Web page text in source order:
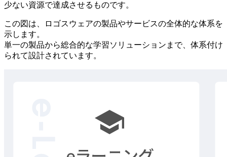
少ない資源で達成させるものです。
この図は、ロゴスウェアの製品やサービスの全体的な体系を
示します。
単一の製品から総合的な学習ソリューションまで、体系付け
られて設計されています。